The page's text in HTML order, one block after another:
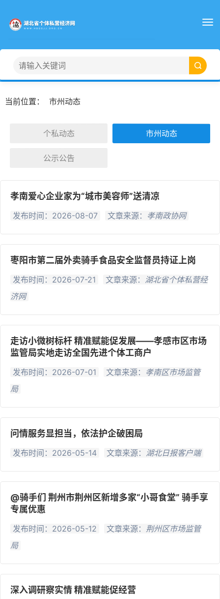
当前位置： 市州动态
个私动态 市州动态
公示公告
孝南爱心企业家为“城市美容师”送清凉
发布时间：2026-08-07 文章来源： 孝南政协网
枣阳市第二届外卖骑手食品安全监督员持证上岗
发布时间：2026-07-21 文章来源： 湖北省个体私营经
济网
走访小微树标杆 精准赋能促发展——孝感市区市场
监管局实地走访全国先进个体工商户
发布时间：2026-07-01 文章来源： 孝南区市场监管
局
问情服务显担当，依法护企破困局
发布时间：2026-05-14 文章来源： 湖北日报客户端
@骑手们 荆州市荆州区新增多家“小哥食堂” 骑手享
专属优惠
发布时间：2026-05-12 文章来源： 荆州区市场监管
局
深入调研察实情 精准赋能促经营